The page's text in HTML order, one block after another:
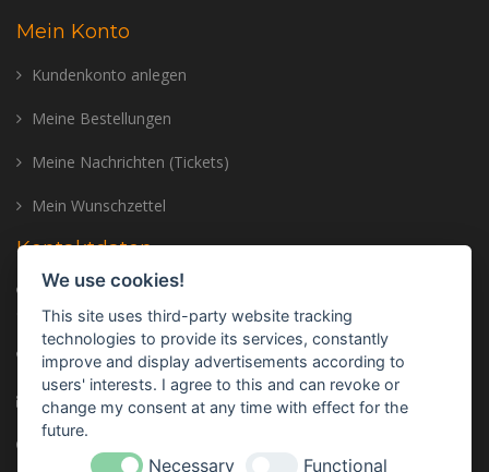
Mein Konto
Kundenkonto anlegen
Meine Bestellungen
Meine Nachrichten (Tickets)
Mein Wunschzettel
Kontaktdaten
Adresse: Trailer Center GmbH, Oberhinkofener Str. 11, 93083
Gebelkofen, GERMANY
Telefon:+49 (0) 9453 - 3107320
E-mail:info@trailer-center-shop.com
Monday - Friday: 8:00 am - 17:00 pm
We use cookies!
This site uses third-party website tracking
technologies to provide its services, constantly
improve and display advertisements according to
users' interests. I agree to this and can revoke or
change my consent at any time with effect for the
future.
Necessary Functional